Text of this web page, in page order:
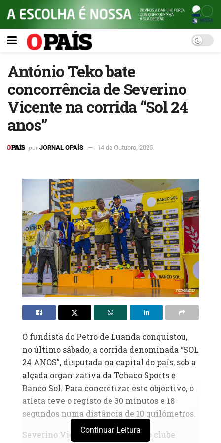
António Teko bate
concorrência de Severino
Vicente na corrida “Sol 24
anos”
por JORNAL OPAÍS 14 de Outubro, 2025
O fundista do Petro de Luanda conquistou,
no último sábado, a corrida denominada “SOL
24 ANOS”, disputada na capital do país, sob a
alçada organizativa da Tchaco Sports e
Banco Sol. Para concretizar este objectivo, o
atleta teve o registo de 30 minutos e 18
segundos numa distância de 10 quilómetros.
Severino Vicente, igualmente do clube
Continuar Leitura